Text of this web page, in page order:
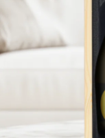
Kartička s
Vytvorte niečo
jej menom,
zahreje pri srdci.